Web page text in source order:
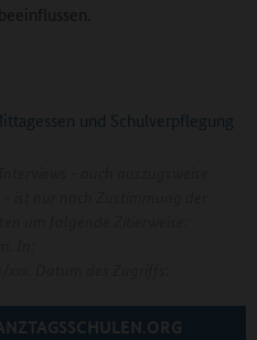
und Schulverpflegung